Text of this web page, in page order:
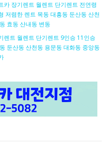
카 장기렌트 월렌트 단기렌트 전연령
저렴한 렌트 목동 대흥동 둔산동 산천
효동 산내동 변동
렌트 월렌트 단기렌트 9인승 11인승
둔산동 산천동 용문동 대화동 중앙동